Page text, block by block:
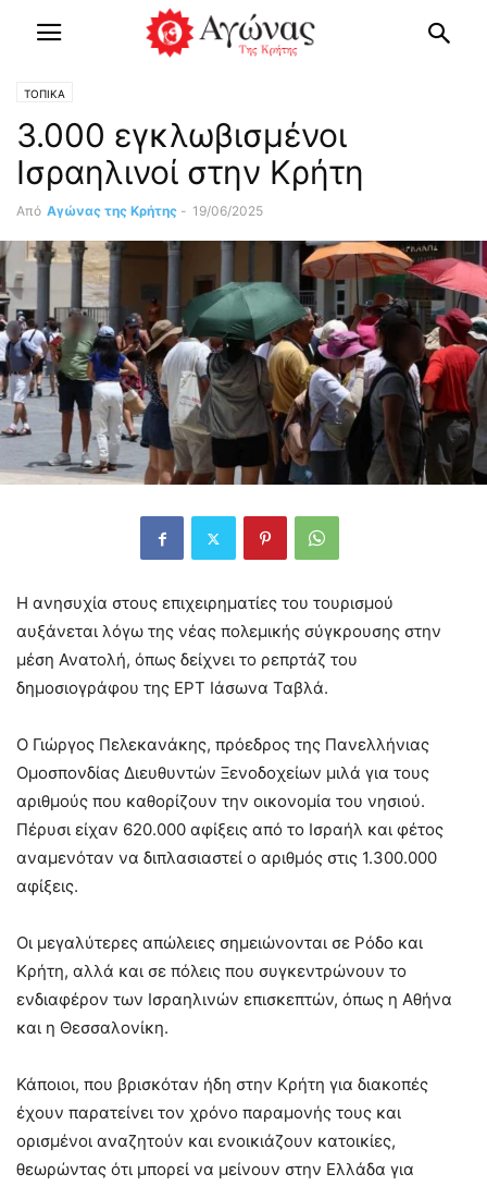
ΤΟΠΙΚΑ
3.000 εγκλωβισμένοι
Ισραηλινοί στην Κρήτη
Από Αγώνας της Κρήτης - 19/06/2025
Η ανησυχία στους επιχειρηματίες του τουρισμού
αυξάνεται λόγω της νέας πολεμικής σύγκρουσης στην
μέση Ανατολή, όπως δείχνει το ρεπρτάζ του
δημοσιογράφου της ΕΡΤ Ιάσωνα Ταβλά.
Ο Γιώργος Πελεκανάκης, πρόεδρος της Πανελλήνιας
Ομοσπονδίας Διευθυντών Ξενοδοχείων μιλά για τους
αριθμούς που καθορίζουν την οικονομία του νησιού.
Πέρυσι είχαν 620.000 αφίξεις από το Ισραήλ και φέτος
αναμενόταν να διπλασιαστεί ο αριθμός στις 1.300.000
αφίξεις.
Οι μεγαλύτερες απώλειες σημειώνονται σε Ρόδο και
Κρήτη, αλλά και σε πόλεις που συγκεντρώνουν το
ενδιαφέρον των Ισραηλινών επισκεπτών, όπως η Αθήνα
και η Θεσσαλονίκη.
Κάποιοι, που βρισκόταν ήδη στην Κρήτη για διακοπές
έχουν παρατείνει τον χρόνο παραμονής τους και
ορισμένοι αναζητούν και ενοικιάζουν κατοικίες,
θεωρώντας ότι μπορεί να μείνουν στην Ελλάδα για